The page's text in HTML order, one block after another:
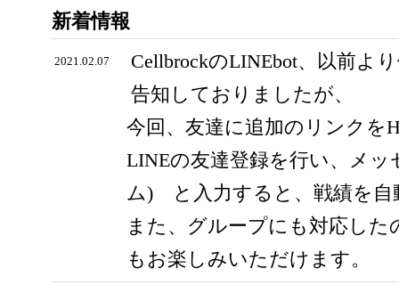
新着情報
2021.02.07
CellbrockのLINEbot、以前よ
告知しておりましたが、
今回、友達に追加のリンクを
LINEの友達登録を行い、メ
ム) と入力すると、戦績を自
また、グループにも対応し
もお楽しみいただけます。